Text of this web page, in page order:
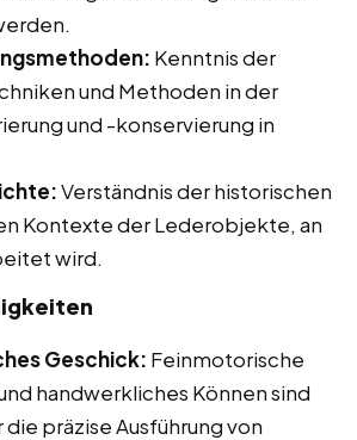
Kenntnis der
und Methoden in der
und -konservierung in
Verständnis der historischen
Kontexte der Lederobjekte, an
wird.
Geschick: Feinmotorische
handwerkliches Können sind
die präzise Ausführung von